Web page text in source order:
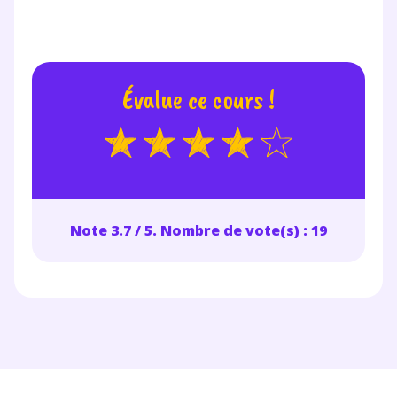
Évalue ce cours !
Note 3.7 / 5. Nombre de vote(s) : 19